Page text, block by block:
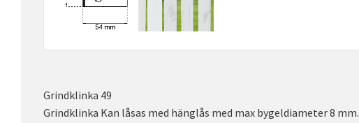
Grindklinka 49
Grindklinka Kan låsas med hänglås med max bygeldiameter 8 mm.